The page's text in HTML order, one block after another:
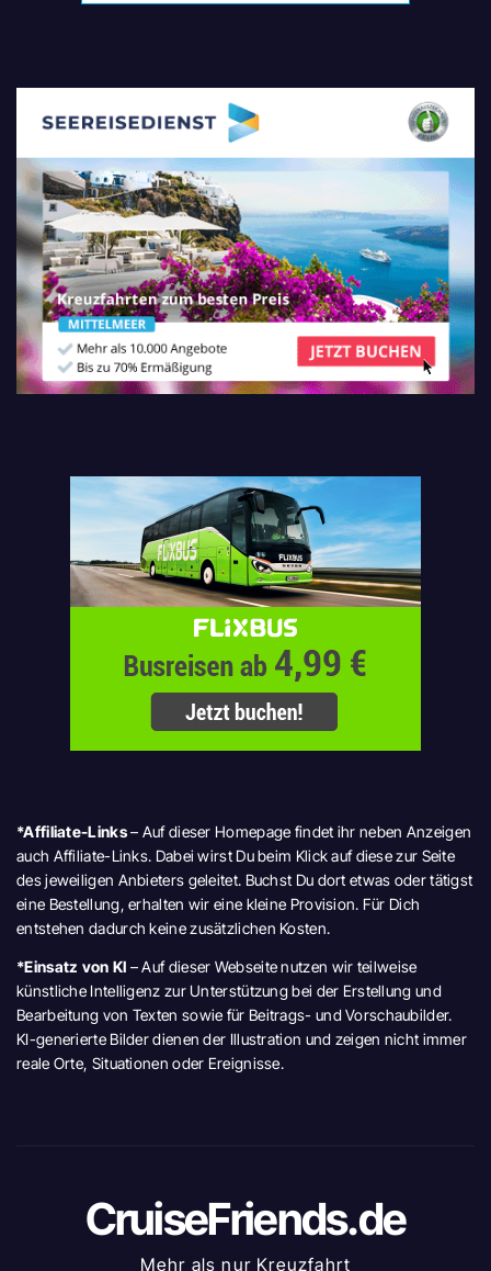
*Affiliate-Links– Auf dieser Homepage findet ihr neben Anzeigen
auch Affiliate-Links. Dabei wirst Du beim Klick auf diese zur Seite
des jeweiligen Anbieters geleitet. Buchst Du dort etwas oder tätigst
eine Bestellung, erhalten wir eine kleine Provision. Für Dich
entstehen dadurch keine zusätzlichen Kosten.
*Einsatz von KI – Auf dieser Webseite nutzen wir teilweise
künstliche Intelligenz zur Unterstützung bei der Erstellung und
Bearbeitung von Texten sowie für Beitrags- und Vorschaubilder.
KI-generierte Bilder dienen der Illustration und zeigen nicht immer
reale Orte, Situationen oder Ereignisse.
CruiseFriends.de
Mehr als nur Kreuzfahrt